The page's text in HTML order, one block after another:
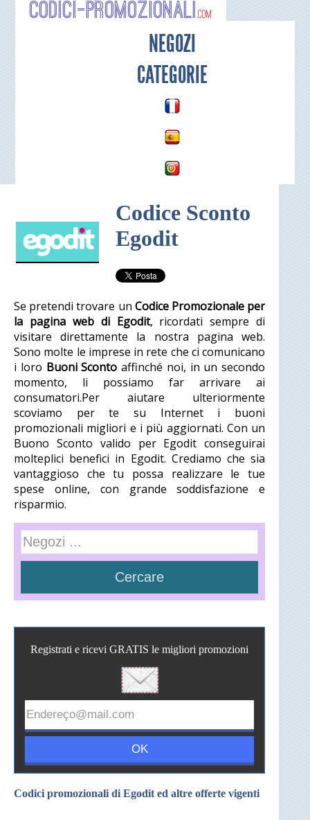
Codici-
NEGOZI
CATEGORIE
Codice Sconto
Egodit
Se pretendi trovare un Codice Promozionale per
la pagina web di Egodit, ricordati sempre di
visitare direttamente la nostra pagina web.
Sono molte le imprese in rete che ci comunicano
i loro Buoni Sconto affinché noi, in un secondo
momento, li possiamo far arrivare ai
consumatori.Per aiutare ulteriormente
scoviamo per te su Internet i buoni
promozionali migliori e i più aggiornati. Con un
Buono Sconto valido per Egodit conseguirai
molteplici benefici in Egodit. Crediamo che sia
vantaggioso che tu possa realizzare le tue
spese online, con grande soddisfazione e
risparmio.
Registrati e ricevi GRATIS le migliori promozioni
Codici promozionali di Egodit ed altre offerte vigenti